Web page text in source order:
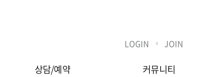
LOGIN JOIN
상담/예약 커뮤니티